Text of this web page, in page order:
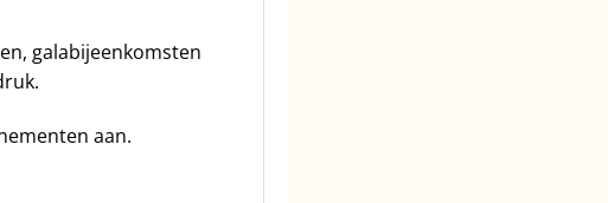
galabijeenkomsten
aan.